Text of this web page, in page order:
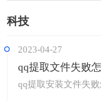
科技
2023-04-27
qq提取文件失败
qq提取安装文件失